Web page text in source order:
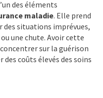
des éléments
maladie. Elle prend
des situations imprévues,
une chute. Avoir cette
sur la guérison
des coûts élevés des soins